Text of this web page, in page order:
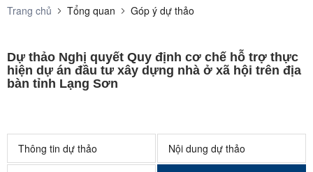
Trang chủ Tổng quan Góp ý dự thảo
Dự thảo Nghị quyết Quy định cơ chế hỗ trợ thực
hiện dự án đầu tư xây dựng nhà ở xã hội trên địa
bàn tỉnh Lạng Sơn
Thông tin dự thảo Nội dung dự thảo